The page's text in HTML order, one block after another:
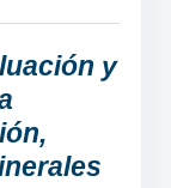
y